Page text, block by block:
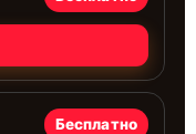
Бесплатно